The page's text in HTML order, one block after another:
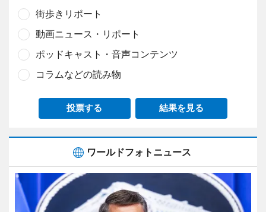
街歩きリポート
動画ニュース・リポート
ポッドキャスト・音声コンテンツ
コラムなどの読み物
投票する 結果を見る
ワールドフォトニュース